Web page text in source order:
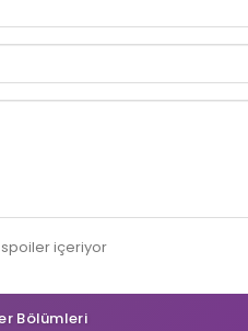
spoileriçeriyor
Bölümleri